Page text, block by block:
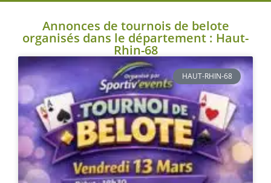
Annonces de tournois de belote
organisés dans le département : Haut-
Rhin-68
HAUT-RHIN-68